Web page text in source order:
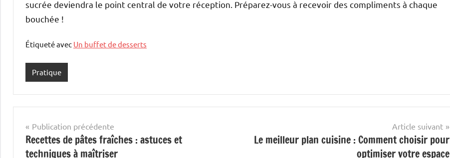
sucrée deviendra le point central de votre réception. Préparez-vous à recevoir des compliments à chaque
bouchée !
Étiqueté avec Un buffet de desserts
Pratique
Navigation
de
Publication précédente
Recettes de pâtes fraîches : astuces et
techniques à maîtriser
Article suivant
Le meilleur plan cuisine : Comment choisir pour
optimiser votre espace